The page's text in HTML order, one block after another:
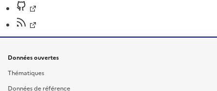
Données ouvertes
Thématiques
Données de référence